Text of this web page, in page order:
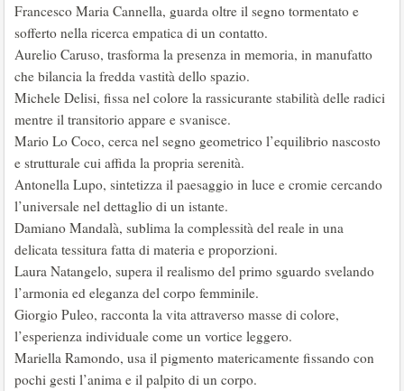
Francesco Maria Cannella, guarda oltre il segno tormentato e
sofferto nella ricerca empatica di un contatto.
Aurelio Caruso, trasforma la presenza in memoria, in manufatto
che bilancia la fredda vastità dello spazio.
Michele Delisi, fissa nel colore la rassicurante stabilità delle radici
mentre il transitorio appare e svanisce.
Mario Lo Coco, cerca nel segno geometrico l’equilibrio nascosto
e strutturale cui affida la propria serenità.
Antonella Lupo, sintetizza il paesaggio in luce e cromie cercando
l’universale nel dettaglio di un istante.
Damiano Mandalà, sublima la complessità del reale in una
delicata tessitura fatta di materia e proporzioni.
Laura Natangelo, supera il realismo del primo sguardo svelando
l’armonia ed eleganza del corpo femminile.
Giorgio Puleo, racconta la vita attraverso masse di colore,
l’esperienza individuale come un vortice leggero.
Mariella Ramondo, usa il pigmento matericamente fissando con
pochi gesti l’anima e il palpito di un corpo.